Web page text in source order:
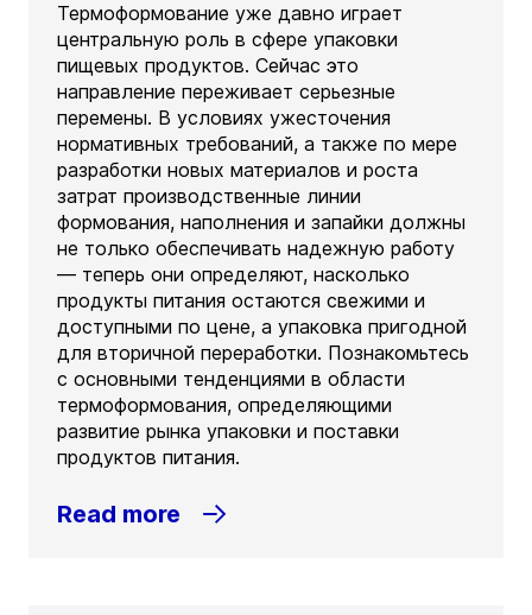
Термоформование уже давно играет
центральную роль в сфере упаковки
пищевых продуктов. Сейчас это
направление переживает серьезные
перемены. В условиях ужесточения
нормативных требований, а также по мере
разработки новых материалов и роста
затрат производственные линии
формования, наполнения и запайки должны
не только обеспечивать надежную работу
— теперь они определяют, насколько
продукты питания остаются свежими и
доступными по цене, а упаковка пригодной
для вторичной переработки. Познакомьтесь
с основными тенденциями в области
термоформования, определяющими
развитие рынка упаковки и поставки
продуктов питания.
Read more